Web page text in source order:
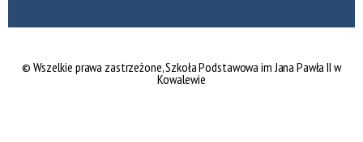
© Wszelkie prawa zastrzeżone, Szkoła Podstawowa im Jana Pawła II w
Kowalewie